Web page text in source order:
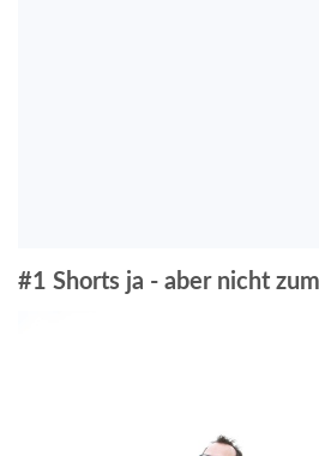
#1 Shorts ja - aber nicht